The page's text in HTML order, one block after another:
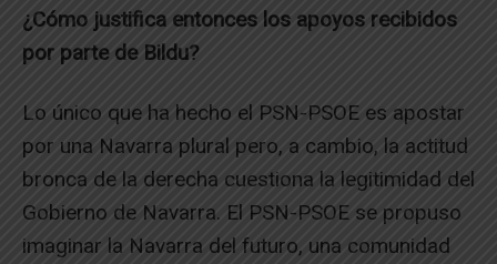
¿Cómo justifica entonces los apoyos recibidos
por parte de Bildu?
Lo único que ha hecho el PSN-PSOE es apostar
por una Navarra plural pero, a cambio, la actitud
bronca de la derecha cuestiona la legitimidad del
Gobierno de Navarra. El PSN-PSOE se propuso
imaginar la Navarra del futuro, una comunidad